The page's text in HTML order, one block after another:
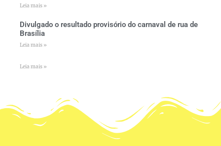
Leia mais »
Divulgado o resultado provisório do carnaval de rua de
Brasília
Leia mais »
Leia mais »